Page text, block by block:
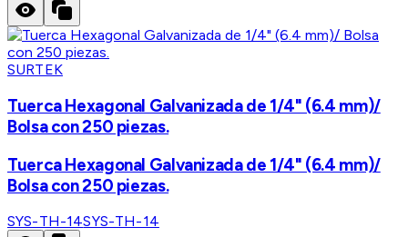
SURTEK
Tuerca Hexagonal Galvanizada de 1/4" (6.4 mm)/
Bolsa con 250 piezas.
Tuerca Hexagonal Galvanizada de 1/4" (6.4 mm)/
Bolsa con 250 piezas.
SYS-TH-14SYS-TH-14